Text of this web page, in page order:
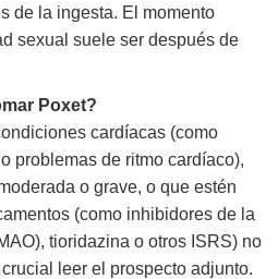
de la ingesta. El momento
sexual suele ser después de
Poxet?
cardíacas (como
problemas de ritmo cardíaco),
o grave, o que estén
(como inhibidores de la
tioridazina o otros ISRS) no
leer el prospecto adjunto.